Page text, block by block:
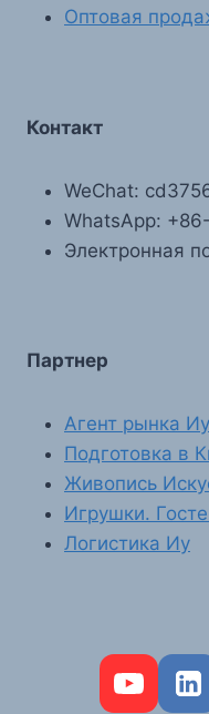
Оптовая
Контакт
WeChat:
WhatsApp:
Электронная
Партнер
Агент рынка Иу
Подготовка в
Живопись
Игрушки.
Логистика Иу